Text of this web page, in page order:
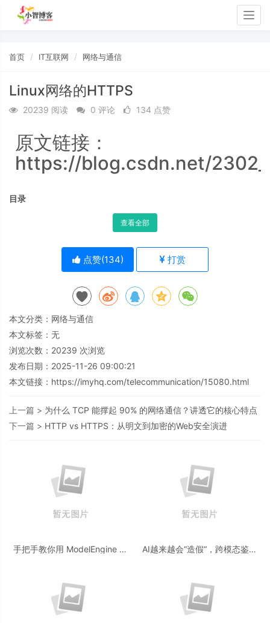
首页 IT互联网 网络与通信
Linux网络的HTTPS
20239 阅读 0 评论 134 点赞
原文链接：
https://blog.csdn.net/
目录
查看全部
点赞(134) 打赏
本文分类： 网络与通信
本文标签：无
浏览次数： 20239 次浏览
发布日期：2025-11-26 09:00:21
本文链接： https://imyhq.com/telecommunication/15080.html
上一篇 > 为什么 TCP 能撑起 90% 的网络通信？讲透它的核心特点
下一篇 > HTTP vs HTTPS：从明文到加密的Web安全演进
手把手教你用 ModelEngine 打
AI越来越会“造假“，跨模态鉴伪